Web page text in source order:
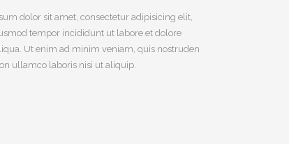
dolor sit amet, consectetur adipisicing elit,
tempor incididunt ut labore et dolore
Ut enim ad minim veniam, quis nostruden
ullamco laboris nisi ut aliquip.